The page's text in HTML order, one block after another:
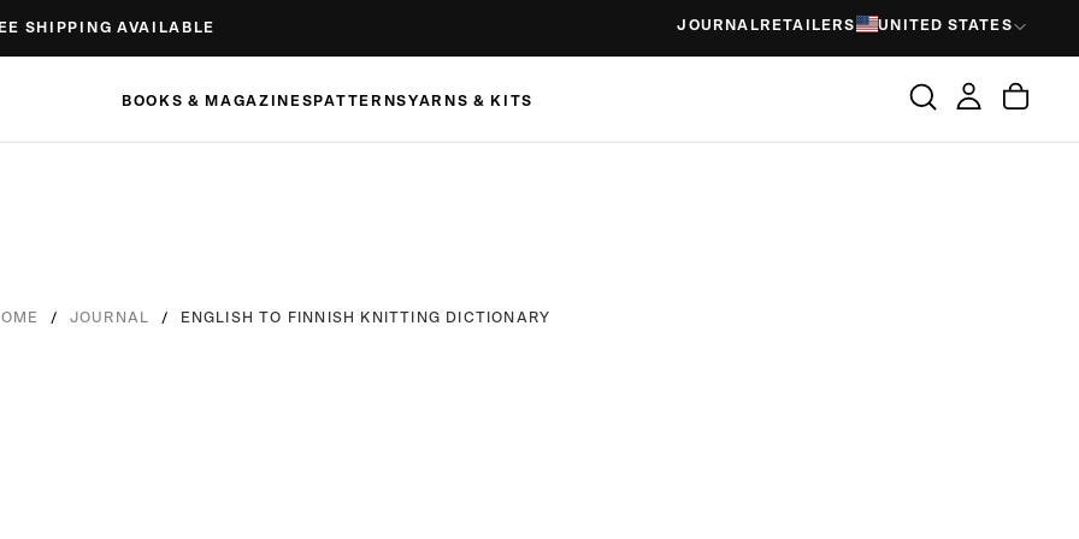
SHIPPING AVAILABLE JOURNAL RETAILERS UNITED STATES
BOOKS & MAGAZINES PATTERNSYARNS & KITS
/ JOURNAL / ENGLISH TO FINNISH KNITTING DICTIONARY